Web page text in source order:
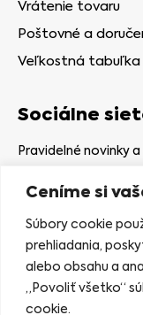
Ceníme si
Súbory cookie
prehliadania,
alebo obsahu a
„Povoliť všetko“
cookie.
Vrátenie tovaru
Poštovné a
Veľkostná tabuľka
Sociálne
Pravidelné novinky
Kamenná
Nám. gen.